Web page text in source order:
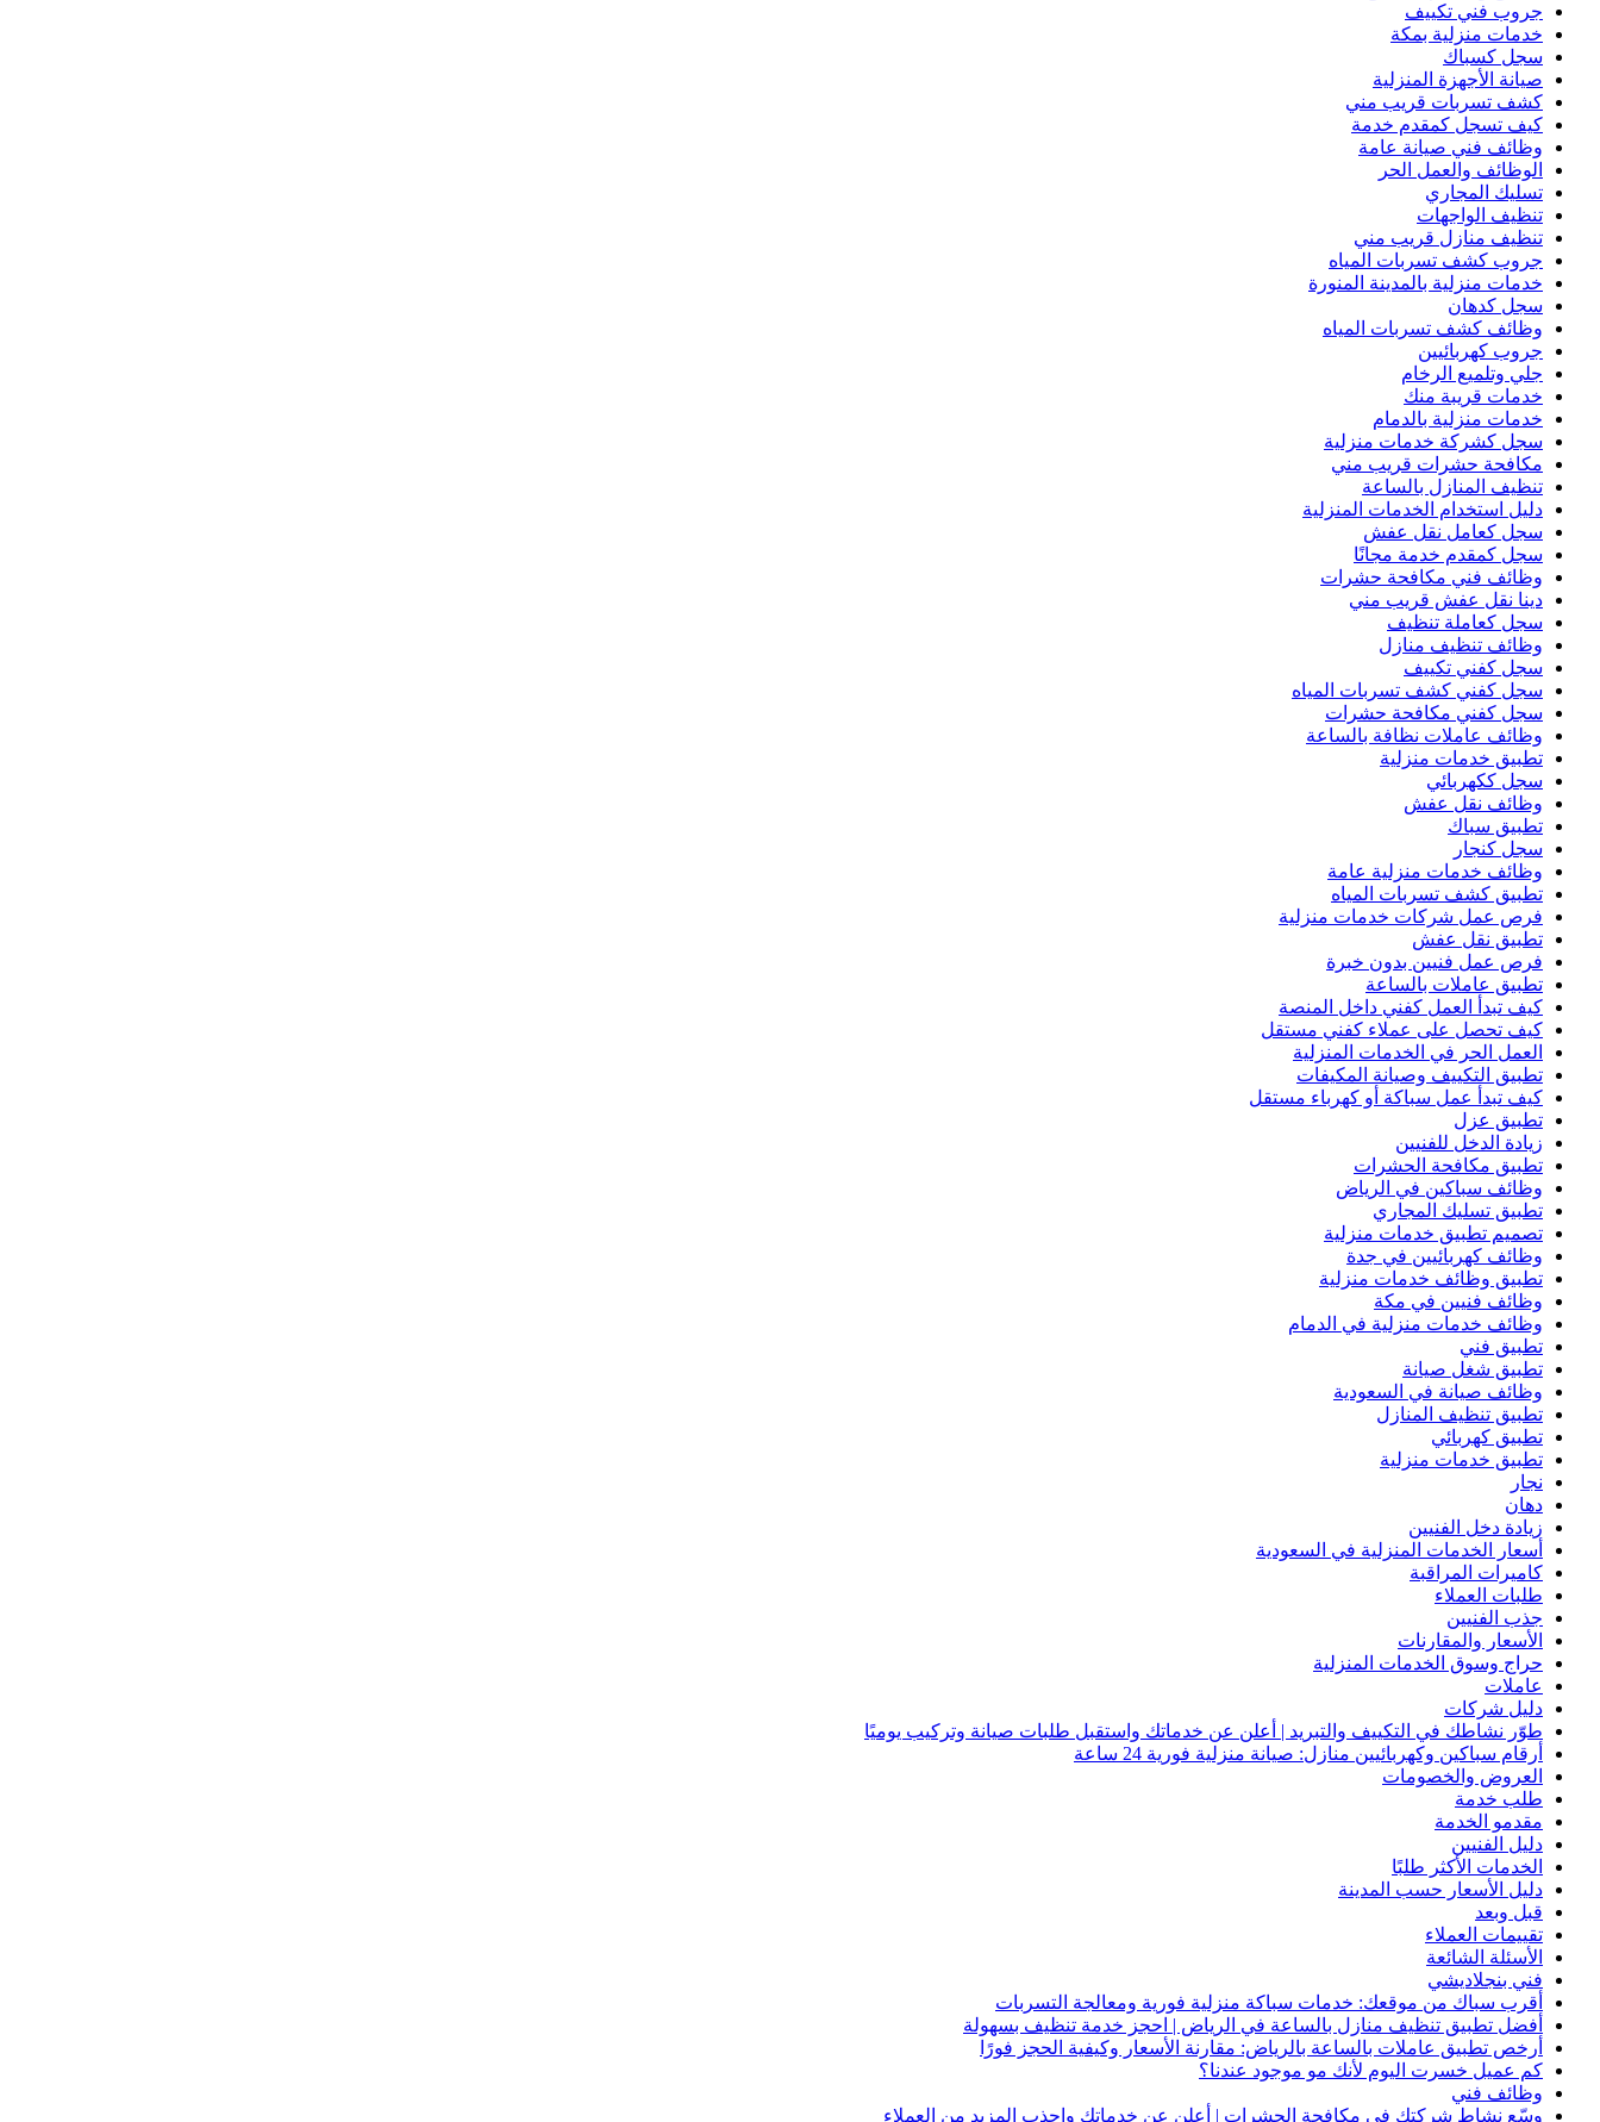
جروب فني تكييف
خدمات منزلية بمكة
سجل كسباك
صيانة الأجهزة المنزلية
كشف تسربات قريب مني
كيف تسجل كمقدم خدمة
وظائف فني صيانة عامة
الوظائف والعمل الحر
تسليك المجاري
تنظيف الواجهات
تنظيف منازل قريب مني
جروب كشف تسربات المياه
خدمات منزلية بالمدينة المنورة
سجل كدهان
وظائف كشف تسربات المياه
جروب كهربائيين
جلي وتلميع الرخام
خدمات قريبة منك
خدمات منزلية بالدمام
سجل كشركة خدمات منزلية
مكافحة حشرات قريب مني
تنظيف المنازل بالساعة
دليل استخدام الخدمات المنزلية
سجل كعامل نقل عفش
سجل كمقدم خدمة مجانًا
وظائف فني مكافحة حشرات
دينا نقل عفش قريب مني
سجل كعاملة تنظيف
وظائف تنظيف منازل
سجل كفني تكييف
سجل كفني كشف تسربات المياه
سجل كفني مكافحة حشرات
وظائف عاملات نظافة بالساعة
تطبيق خدمات منزلية
سجل ككهربائي
وظائف نقل عفش
تطبيق سباك
سجل كنجار
وظائف خدمات منزلية عامة
تطبيق كشف تسربات المياه
فرص عمل شركات خدمات منزلية
تطبيق نقل عفش
فرص عمل فنيين بدون خبرة
تطبيق عاملات بالساعة
كيف تبدأ العمل كفني داخل المنصة
كيف تحصل على عملاء كفني مستقل
العمل الحر في الخدمات المنزلية
تطبيق التكييف وصيانة المكيفات
كيف تبدأ عمل سباكة أو كهرباء مستقل
تطبيق عزل
زيادة الدخل للفنيين
تطبيق مكافحة الحشرات
وظائف سباكين في الرياض
تطبيق تسليك المجاري
تصميم تطبيق خدمات منزلية
وظائف كهربائيين في جدة
تطبيق وظائف خدمات منزلية
وظائف فنيين في مكة
وظائف خدمات منزلية في الدمام
تطبيق فني
تطبيق شغل صيانة
وظائف صيانة في السعودية
تطبيق تنظيف المنازل
تطبيق كهربائي
تطبيق خدمات منزلية
نجار
دهان
زيادة دخل الفنيين
أسعار الخدمات المنزلية في السعودية
كاميرات المراقبة
طلبات العملاء
جذب الفنيين
الأسعار والمقارنات
حراج وسوق الخدمات المنزلية
عاملات
دليل شركات
طوّر نشاطك في التكييف والتبريد | أعلن عن خدماتك واستقبل طلبات صيانة وتركيب يوميًا
أرقام سباكين وكهربائيين منازل: صيانة منزلية فورية 24 ساعة
العروض والخصومات
طلب خدمة
مقدمو الخدمة
دليل الفنيين
الخدمات الأكثر طلبًا
دليل الأسعار حسب المدينة
قبل وبعد
تقييمات العملاء
الأسئلة الشائعة
فني بنجلاديشي
أقرب سباك من موقعك: خدمات سباكة منزلية فورية ومعالجة التسربات
أفضل تطبيق تنظيف منازل بالساعة في الرياض | احجز خدمة تنظيف بسهولة
أرخص تطبيق عاملات بالساعة بالرياض: مقارنة الأسعار وكيفية الحجز فورًا
كم عميل خسرت اليوم لأنك مو موجود عندنا؟
وظائف فني
وسّع نشاط شركتك في مكافحة الحشرات | أعلن عن خدماتك واجذب المزيد من العملاء